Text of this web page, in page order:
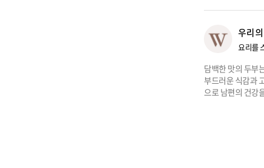
우리
요리를
담백한 맛의 두부
부드러운 식감과
으로 남편의 건강